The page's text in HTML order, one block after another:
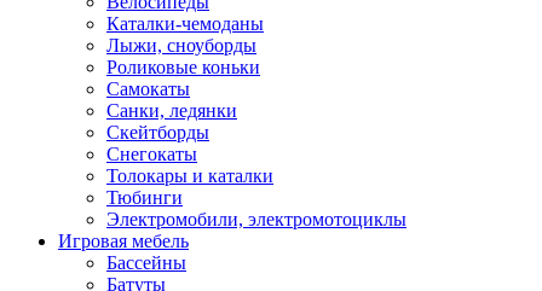
Каталки-чемоданы
Лыжи, сноуборды
Роликовые коньки
Самокаты
Санки, ледянки
Скейтборды
Снегокаты
Толокары и каталки
Тюбинги
Электромобили, электромотоциклы
Игровая мебель
Бассейны
Батуты